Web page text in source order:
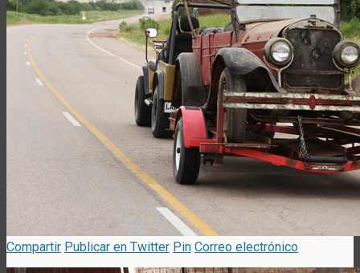
Compartir Publicar en Twitter Pin Correo electrónico